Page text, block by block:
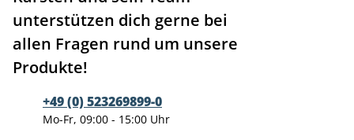
unterstützen dich gerne bei
allen Fragen rund um unsere
Produkte!
+49 (0) 523269899-0
Mo-Fr, 09:00 - 15:00 Uhr